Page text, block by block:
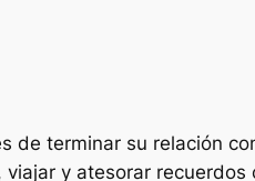
de terminar su relación
y atesorar recuerdos